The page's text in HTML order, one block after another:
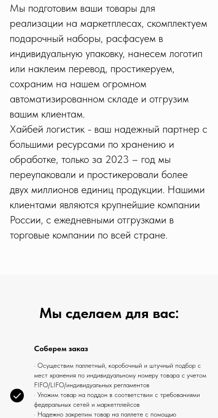
Мы подготовим ваши товары для
реализации на маркетплесах, скомплектуем
подарочный наборы, расфасуем в
индивидуальную упаковку, нанесем логотип
или наклеим перевод, простикеруем,
сохраним на нашем огромном
автоматизированном складе и отгрузим
вашим клиентам.
Хайбей логистик - ваш надежный партнер с
большими ресурсами по хранению и
обработке, только за 2023 – год мы
переупаковали и простикеровали более
двух миллионов единиц продукции. Нашими
клиентами являются крупнейшие компании
России, с ежедневными отгрузками в
торговые компании по всей стране.
Мы сделаем для вас:
Соберем заказ
· Осуществим паллетный, коробочный и штучный подбор с
мест хранения по индивидуальному номеру товара с учетом
FIFO/LIFO/индивидуальных регламентов
· Уложим товар на поддон в соответствии с требованиями
федеральных сетей и маркетплейсов
· Надежно закрепим товар на паллете с помощью